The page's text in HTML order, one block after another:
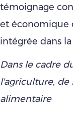
témoignage
et économique
intégrée dans
Dans le cadre
l'agriculture, de
alimentaire